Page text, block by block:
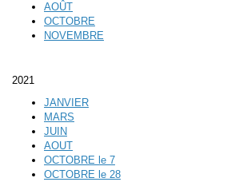
AOÛT
OCTOBRE
NOVEMBRE
2021
JANVIER
MARS
JUIN
AOUT
OCTOBRE le 7
OCTOBRE le 28